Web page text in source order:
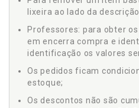
lixeira ao lado da
Professores: para obter
em encerra compra e
identificação os valores
Os pedidos ficam
estoque;
Os descontos não são